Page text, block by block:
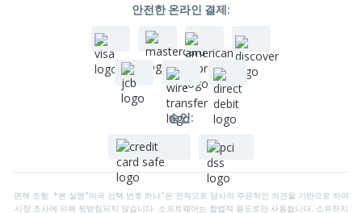
안전한 온라인 결제:
승인:
면책 조항: *본 설명"미국 선택 번호 하나"은 전적으로 당사의 주관적인 의견을 기반으로 하며
시장 조사에 의해 뒷받침되지 않습니다. 소프트웨어는 합법적 용도로만 사용됩니다. 소유하지